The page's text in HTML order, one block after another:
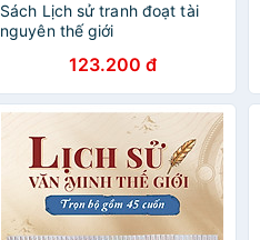
Sách Lịch sử tranh đoạt tài
nguyên thế giới
123.200 đ